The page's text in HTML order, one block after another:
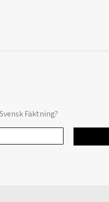
Fäktning?